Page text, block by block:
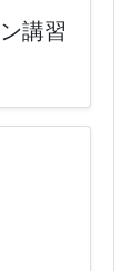
講習